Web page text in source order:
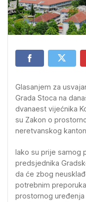
Glasanjem za
Grada Stoca na
dvanaest vijećnika
su Zakon o
neretvanskog
Iako su prije samog
predsjednika
da će zbog
potrebnim
prostornog